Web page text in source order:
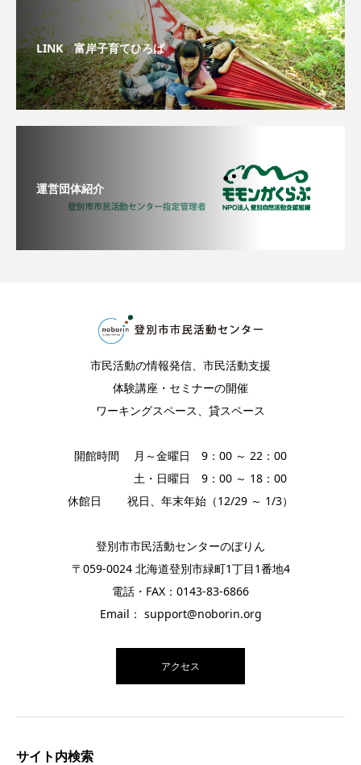
LINK 富岸子育てひろば
運営団体紹介
市民活動の情報発信、市民活動支援
体験講座・セミナーの開催
ワーキングスペース、貸スペース
開館時間 月～金曜日 9：00 ～ 22：00
土・日曜日 9：00 ～ 18：00
休館日 祝日、年末年始（12/29 ～ 1/3）
登別市市民活動センターのぼりん
〒059-0024 北海道登別市緑町1丁目1番地4
電話・FAX：0143-83-6866
Email： support@noborin.org
アクセス
サイト内検索